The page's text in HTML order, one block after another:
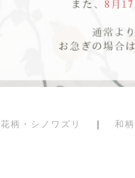
花柄・シノワズリ ｜ 和柄